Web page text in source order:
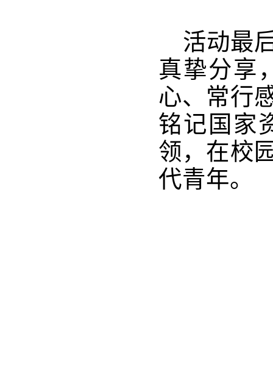
活动最
真挚分享
心、常行
铭记国家
领，在校
代青年。